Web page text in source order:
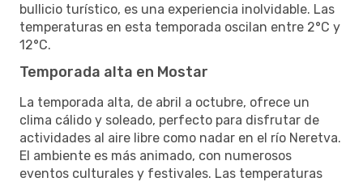
bullicio turístico, es una experiencia inolvidable. Las
temperaturas en esta temporada oscilan entre 2°C y
12°C.
Temporada alta en Mostar
La temporada alta, de abril a octubre, ofrece un
clima cálido y soleado, perfecto para disfrutar de
actividades al aire libre como nadar en el río Neretva.
El ambiente es más animado, con numerosos
eventos culturales y festivales. Las temperaturas